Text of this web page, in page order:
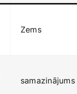
Zems
samazinājums